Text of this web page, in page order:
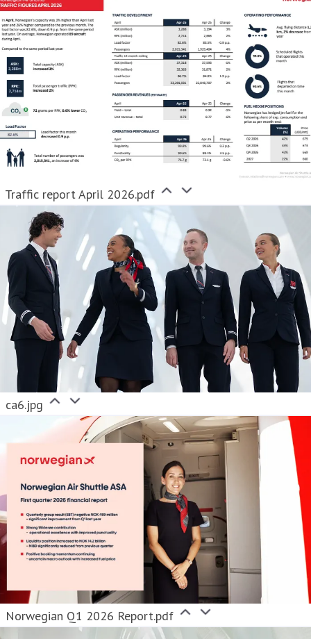
Traffic report April 2026.pdf
ca6.jpg
Norwegian Q1 2026 Report.pdf